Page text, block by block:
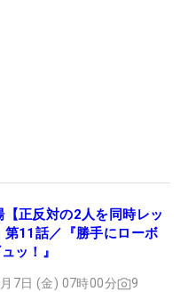
【正反対の2人を同時レッ
第11話／『勝手にローボ
ッ！』
7日 (金) 07時00分 9